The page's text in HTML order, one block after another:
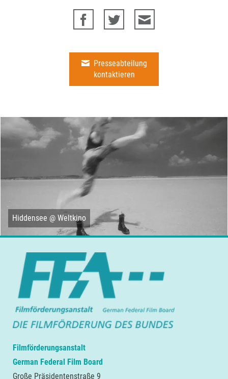
Presseabteilung
kontaktieren
Hiddensee @ Weltkino
Filmförderungsanstalt
German Federal Film Board
Große Präsidentenstraße 9